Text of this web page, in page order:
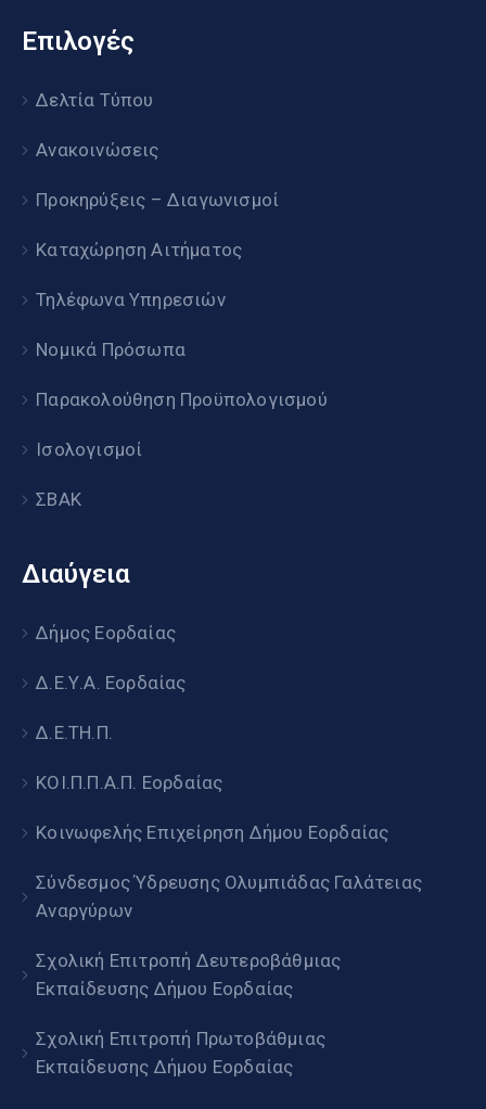
Επιλογές
Δελτία Τύπου
Ανακοινώσεις
Προκηρύξεις – Διαγωνισμοί
Καταχώρηση Αιτήματος
Τηλέφωνα Υπηρεσιών
Νομικά Πρόσωπα
Παρακολούθηση Προϋπολογισμού
Ισολογισμοί
ΣΒΑΚ
Διαύγεια
Δήμος Εορδαίας
Δ.Ε.Υ.Α. Εορδαίας
Δ.Ε.ΤΗ.Π.
ΚΟΙ.Π.Π.Α.Π. Εορδαίας
Κοινωφελής Επιχείρηση Δήμου Εορδαίας
Σύνδεσμος Ύδρευσης Ολυμπιάδας Γαλάτειας
Αναργύρων
Σχολική Επιτροπή Δευτεροβάθμιας
Εκπαίδευσης Δήμου Εορδαίας
Σχολική Επιτροπή Πρωτοβάθμιας
Εκπαίδευσης Δήμου Εορδαίας